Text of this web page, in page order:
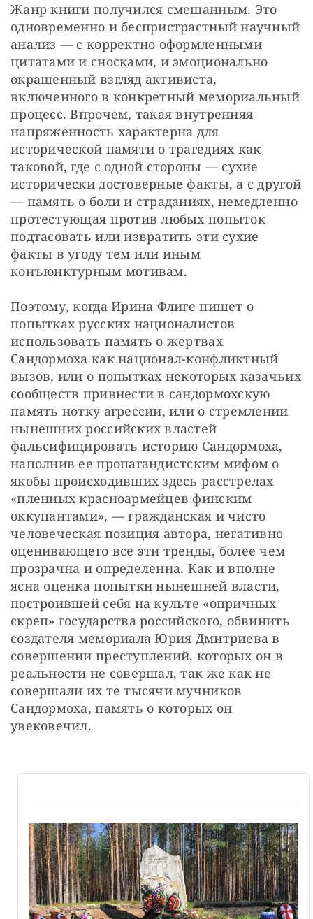
Жанр книги получился смешанным. Это
одновременно и беспристрастный научный
анализ — с корректно оформленными
цитатами и сносками, и эмоционально
окрашенный взгляд активиста,
включенного в конкретный мемориальный
процесс. Впрочем, такая внутренняя
напряженность характерна для
исторической памяти о трагедиях как
таковой, где с одной стороны — сухие
исторически достоверные факты, а с другой
— память о боли и страданиях, немедленно
протестующая против любых попыток
подтасовать или извратить эти сухие
факты в угоду тем или иным
конъюнктурным мотивам.
Поэтому, когда Ирина Флиге пишет о
попытках русских националистов
использовать память о жертвах
Сандормоха как национал-конфликтный
вызов, или о попытках некоторых казачьих
сообществ привнести в сандормохскую
память нотку агрессии, или о стремлении
нынешних российских властей
фальсифицировать историю Сандормоха,
наполнив ее пропагандистским мифом о
якобы происходивших здесь расстрелах
«пленных красноармейцев финским
оккупантами», — гражданская и чисто
человеческая позиция автора, негативно
оценивающего все эти тренды, более чем
прозрачна и определенна. Как и вполне
ясна оценка попытки нынешней власти,
построившей себя на культе «опричных
скреп» государства российского, обвинить
создателя мемориала Юрия Дмитриева в
совершении преступлений, которых он в
реальности не совершал, так же как не
совершали их те тысячи мучников
Сандормоха, память о которых он
увековечил.